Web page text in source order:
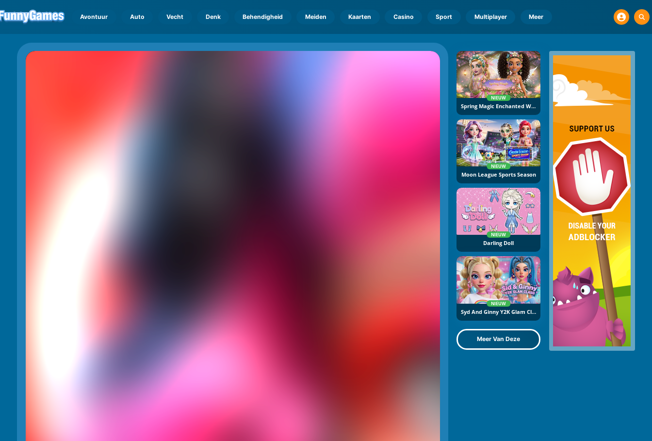
Avontuur Auto Vecht Denk Behendigheid Meiden Kaarten Casino Sport Multiplayer Meer
NIEUW
Spring Magic Enchanted Wardrobe
NIEUW
Moon League Sports Season
NIEUW
Darling Doll
NIEUW
Syd And Ginny Y2K Glam Clash
Meer Van Deze